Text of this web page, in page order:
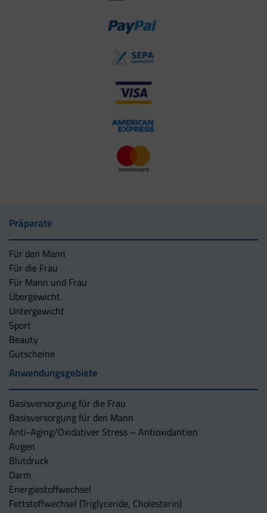
Präparate
Für den Mann
Für die Frau
Für Mann und Frau
Übergewicht
Untergewicht
Sport
Beauty
Gutscheine
Anwendungsgebiete
Basisversorgung für die Frau
Basisversorgung für den Mann
Anti-Aging/Oxidativer Stress – Antioxidantien
Augen
Blutdruck
Darm
Energiestoffwechsel
Fettstoffwechsel (Triglyceride, Cholesterin)